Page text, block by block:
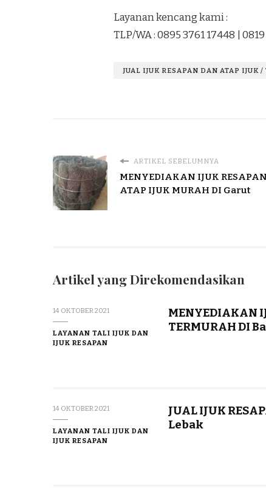
Layanan kencang kami :
TLP/WA : 0895 3761 17448 |
JUAL IJUK RESAPAN DAN ATAP IJUK
ARTIKEL SEBELUMNYA
MENYEDIAKAN IJUK
ATAP IJUK MURAH DI Garut
Artikel yang Direkomendasikan
14 OKTOBER 2021
LAYANAN TALI IJUK DAN
IJUK RESAPAN
MENYEDIAKAN
TERMURAH DI
14 OKTOBER 2021
LAYANAN TALI IJUK DAN
IJUK RESAPAN
JUAL IJUK
Lebak